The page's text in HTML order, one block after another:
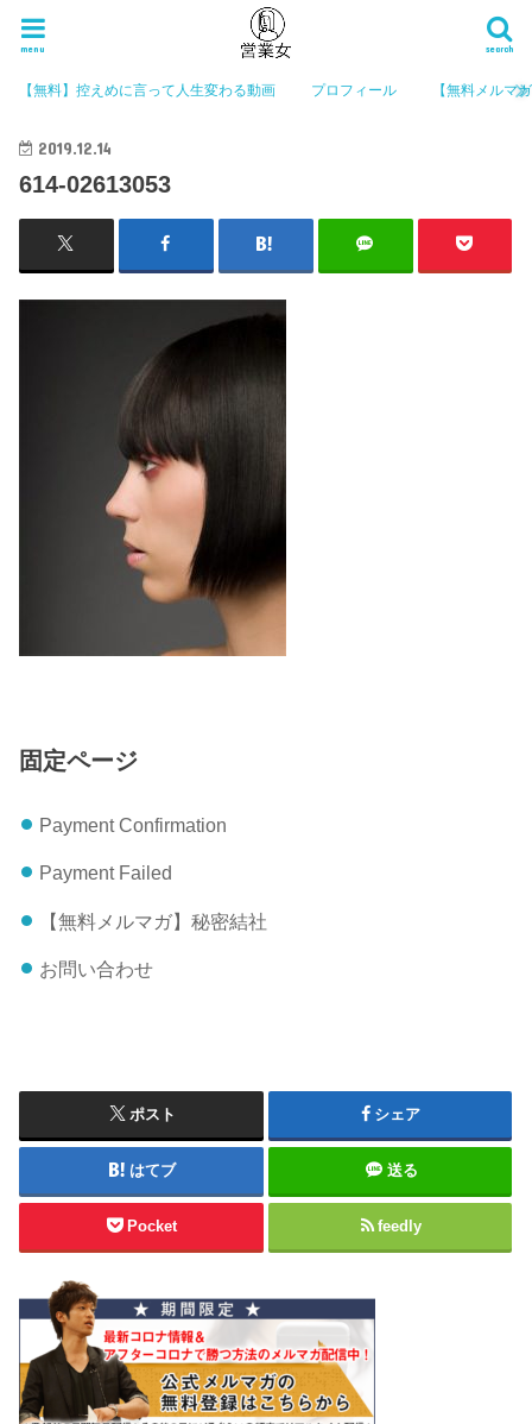
search
menu
【無料】控えめに言って人生変わる動画 プロフィール 【無料メルマ
2019.12.14
614-02613053
固定ページ
Payment Confirmation
Payment Failed
【無料メルマガ】秘密結社
お問い合わせ
ポスト シェア
はてブ 送る
Pocket feedly